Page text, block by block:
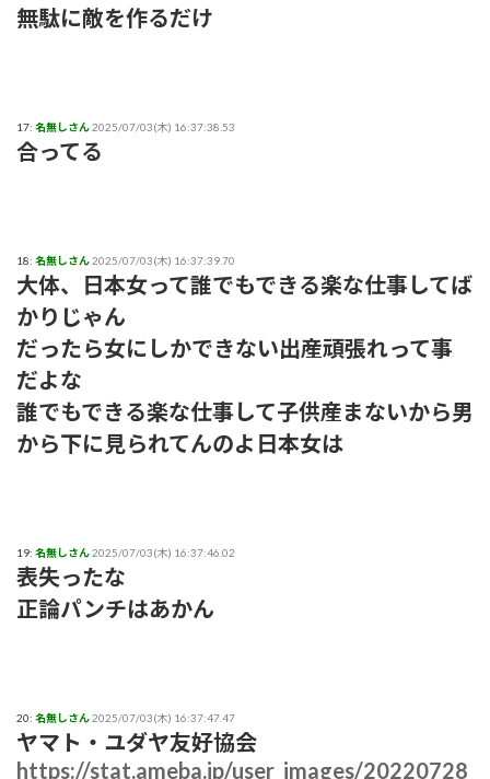
無駄に敵を作るだけ
17: 名無しさん2025/07/03(木) 16:37:38.53
合ってる
18: 名無しさん2025/07/03(木) 16:37:39.70
大体、日本女って誰でもできる楽な仕事してば
かりじゃん
だったら女にしかできない出産頑張れって事
だよな
誰でもできる楽な仕事して子供産まないから男
から下に見られてんのよ日本女は
19: 名無しさん2025/07/03(木) 16:37:46.02
表失ったな
正論パンチはあかん
20: 名無しさん2025/07/03(木) 16:37:47.47
ヤマト・ユダヤ友好協会
https://stat.ameba.jp/user_images/20220728